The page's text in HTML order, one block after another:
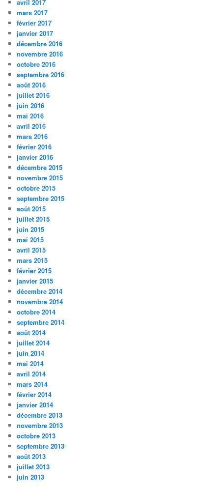
avril 2017
mars 2017
février 2017
janvier 2017
décembre 2016
novembre 2016
octobre 2016
septembre 2016
août 2016
juillet 2016
juin 2016
mai 2016
avril 2016
mars 2016
février 2016
janvier 2016
décembre 2015
novembre 2015
octobre 2015
septembre 2015
août 2015
juillet 2015
juin 2015
mai 2015
avril 2015
mars 2015
février 2015
janvier 2015
décembre 2014
novembre 2014
octobre 2014
septembre 2014
août 2014
juillet 2014
juin 2014
mai 2014
avril 2014
mars 2014
février 2014
janvier 2014
décembre 2013
novembre 2013
octobre 2013
septembre 2013
août 2013
juillet 2013
juin 2013